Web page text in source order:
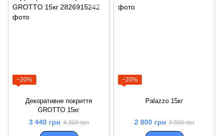
−20%
Декоративне покриття
GROTTO 15кг
3 440 грн 4 300 грн
−20%
Palazzo 15кг
2 800 грн 3 500 грн